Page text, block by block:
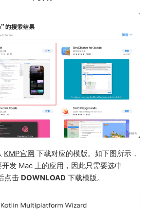
KMP官网 下载对应的模版。如下图所示，
发 Mac 上的应用，因此只需要选中
点击 DOWNLOAD 下载模版。